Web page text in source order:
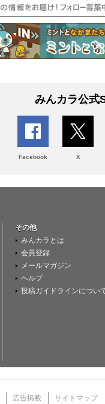
みんカラ公式
Facebook X
その他
みんカラとは
会員登録
メールマガジン
ヘルプ
投稿ガイドラインについ
広告掲載 サイトマップ